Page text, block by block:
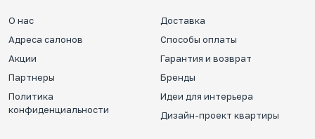
О нас
Адреса салонов
Акции
Партнеры
Политика
конфиденциальности
Доставка
Способы оплаты
Гарантия и возврат
Бренды
Идеи для интерьера
Дизайн-проект квартиры